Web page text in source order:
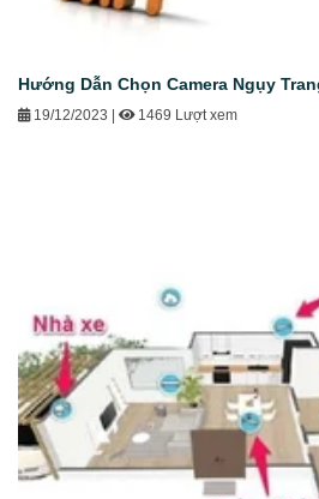
Hướng Dẫn Chọn Camera Ngụy
19/12/2023 1469 Lượt xem